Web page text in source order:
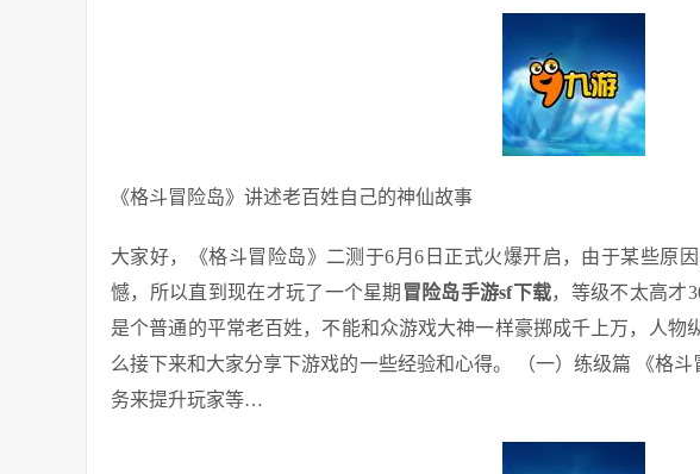
《格斗冒险岛》讲述老百姓自己的神仙故事
大家好，《格斗冒险岛》二测于6月6日正式火爆开启，由于某些原
憾，所以直到现在才玩了一个星期 冒险岛手游sf下载，等级不太高才
是个普通的平常老百姓，不能和众游戏大神一样豪掷成千上万，人物
么接下来和大家分享下游戏的一些经验和心得。 （一）练级篇 《格
务来提升玩家等…